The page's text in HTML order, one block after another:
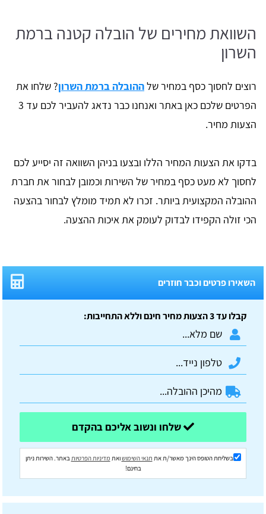
השוואת מחירים של הובלה קטנה ברמת
השרון
רוצים לחסוך כסף במחיר שלההובלה ברמת השרון? שלחו את
הפרטים שלכם כאן באתר ואנחנו כבר נדאג להעביר לכם עד 3
הצעות מחיר.
בדקו את הצעות המחיר הללו ובצעו בניהן השוואה זה יסייע לכם
לחסוך לא מעט כסף במחיר של השירות וכמובן לבחור את חברת
ההובלה המקצועית ביותר. זכרו לא תמיד מומלץ לבחור בהצעה
הכי זולה הקפידו לבדוק לעומק את איכות ההצעה.
השאירו פרטים וכבר חוזרים
קבלו עד 3 הצעות מחיר חינם וללא התחייבות:
בשליחת הטופס הינך מאשר/ת את תנאי השימושואת מדיניות הפרטיות באתר. השירות ניתן
בחינם!